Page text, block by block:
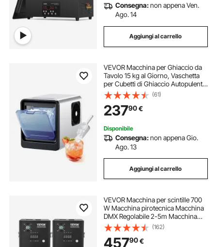
Consegna:non appena Ven.
Ago. 14
Aggiungi al carrello
VEVOR Macchina per Ghiaccio da
Tavolo 15 kg al Giorno, Vaschetta
per Cubetti di Ghiaccio Autopulente
con Paletta, Macchina per Cubetti di
Ghiacci per Casa, Cucina, Ufficio,
Bar, Feste, Bevande
(61)
23790€
Disponibile
Consegna:non appena Gio.
Ago. 13
Aggiungi al carrello
VEVOR Macchina per scintille 700
W Macchina pirotecnica Macchina
DMX Regolabile 2-5m Macchina
per scintille fredde 7 min per
matrimoni, spettacoli DJ, feste
(162)
45790€